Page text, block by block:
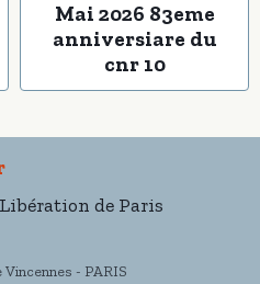
Mai 2026 83eme
anniversiare du
cnr 10
de Paris
- PARIS